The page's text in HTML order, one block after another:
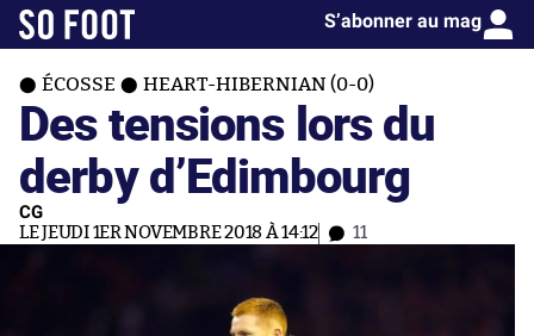
S’abonner au mag
ÉCOSSE HEART-HIBERNIAN (0-0)
Des tensions lors du
derby d’Edimbourg
CG
LE JEUDI 1ER NOVEMBRE 2018 À 14:12 11